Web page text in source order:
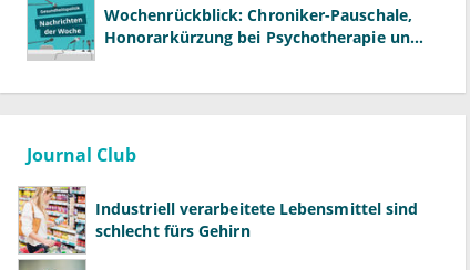
Wochenrückblick: Chroniker-Pauschale,
Honorarkürzung bei Psychotherapie und
Journal Club
Industriell verarbeitete Lebensmittel sind
schlecht fürs Gehirn